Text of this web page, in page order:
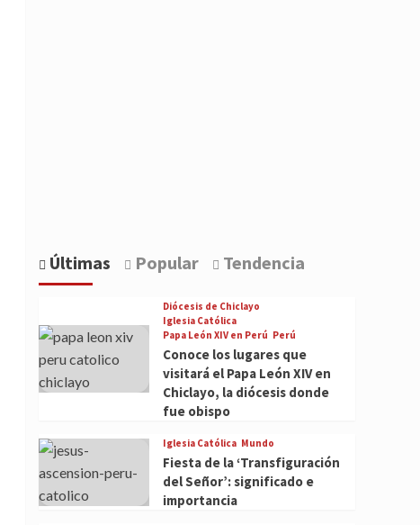
Últimas Popular Tendencia
Diócesis de Chiclayo
Iglesia Católica
Papa León XIV en Perú Perú
Conoce los lugares que
visitará el Papa León XIV en
Chiclayo, la diócesis donde
fue obispo
Iglesia Católica Mundo
Fiesta de la ‘Transfiguración
del Señor’: significado e
importancia